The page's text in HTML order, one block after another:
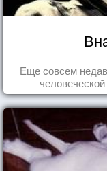
Еще совсем